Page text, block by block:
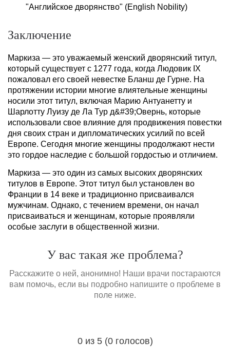
"Английское дворянство" (English Nobility)
Заключение
Маркиза — это уважаемый женский дворянский титул,
который существует с 1277 года, когда Людовик IX
пожаловал его своей невестке Бланш де Гурне. На
протяжении истории многие влиятельные женщины
носили этот титул, включая Марию Антуанетту и
Шарлотту Луизу де Ла Тур д&#39;Овернь, которые
использовали свое влияние для продвижения повестки
дня своих стран и дипломатических усилий по всей
Европе. Сегодня многие женщины продолжают нести
это гордое наследие с большой гордостью и отличием.
Маркиза — это один из самых высоких дворянских
титулов в Европе. Этот титул был установлен во
Франции в 14 веке и традиционно присваивался
мужчинам. Однако, с течением времени, он начал
присваиваться и женщинам, которые проявляли
особые заслуги в общественной жизни.
У вас такая же проблема?
Расскажите о ней, анонимно! Наши врачи постараются
вам помочь, если вы подробно напишите о проблеме в
поле ниже.
Загрузка...
0 из 5 (0 голосов)